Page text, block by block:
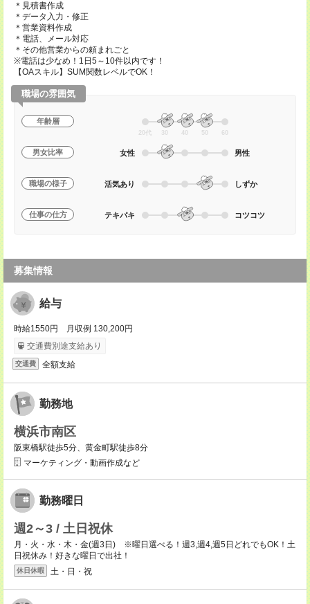
＊見積書作成
＊データ入力・修正
＊営業資料作成
＊電話、メール対応
＊その他営業からの頼まれごと
※電話は少なめ！1日5～10件以内です！
【OAスキル】SUM関数レベルでOK！
職場の雰囲気
年齢層
20代 30 40 50 60
男女比率 女性 男性
職場の様子 活気あり しずか
仕事の仕方 テキパキ コツコツ
募集情報
給与
時給1550円 月収例 130,200円
交通費別途支給あり
交通費 全額支給
勤務地
横浜市南区
阪東橋駅徒歩5分、黄金町駅徒歩8分
マーケティング・動画作成など
勤務曜日
週2～3 / 土日祝休
月・火・水・木・金(週3日) ※曜日選べる！週3,週4,週5日どれでもOK！土
日祝休み！好きな曜日で出社！
休日休暇 土・日・祝